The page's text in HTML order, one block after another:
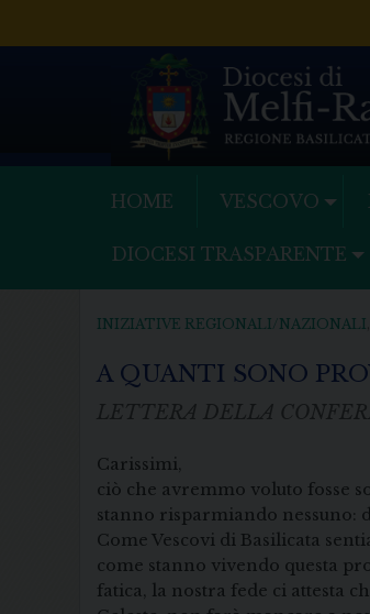
HOME VESCOVO
DIOCESI TRASPARENTE
INIZIATIVE REGIONALI/NAZIONALI
A QUANTI SONO
LETTERA DELLA
Carissimi,
ciò che avremmo voluto fosse
stanno risparmiando nessuno:
Come Vescovi di Basilicata
come stanno vivendo questa
fatica, la nostra fede ci attesta